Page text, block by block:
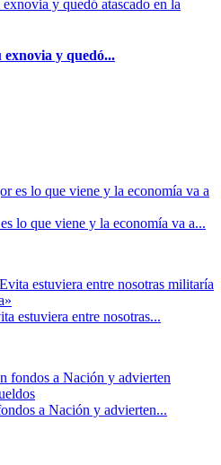
exnovia y quedó...
lo que viene y la economía va a...
estuviera entre nosotras...
a Nación y advierten...